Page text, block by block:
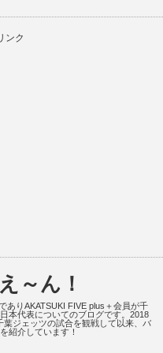
ンク
～ん！
ありAKATSUKI FIVE plus＋会員が千
本代表についてのブログです。2018
ジェッツの試合を観戦して以来、バ
紹介しています！